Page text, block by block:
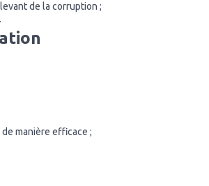
de la corruption ;
manière efficace ;